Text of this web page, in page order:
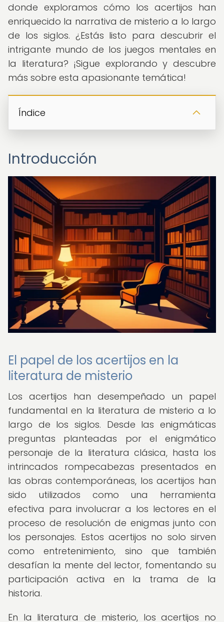
donde exploramos cómo los acertijos han
enriquecido la narrativa de misterio a lo largo
de los siglos. ¿Estás listo para descubrir el
intrigante mundo de los juegos mentales en
la literatura? ¡Sigue explorando y descubre
más sobre esta apasionante temática!
Índice
Introducción
El papel de los acertijos en la
literatura de misterio
Los acertijos han desempeñado un papel
fundamental en la literatura de misterio a lo
largo de los siglos. Desde las enigmáticas
preguntas planteadas por el enigmático
personaje de la literatura clásica, hasta los
intrincados rompecabezas presentados en
las obras contemporáneas, los acertijos han
sido utilizados como una herramienta
efectiva para involucrar a los lectores en el
proceso de resolución de enigmas junto con
los personajes. Estos acertijos no solo sirven
como entretenimiento, sino que también
desafían la mente del lector, fomentando su
participación activa en la trama de la
historia.
En la literatura de misterio, los acertijos no